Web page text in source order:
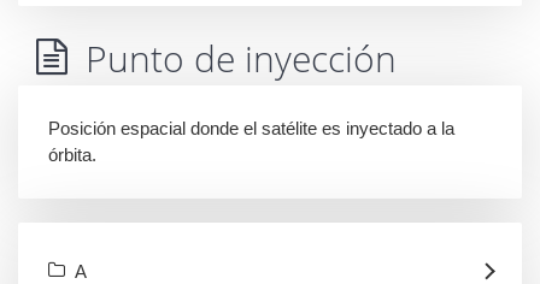
Punto de inyección
Posición espacial donde el satélite es inyectado a la
órbita.
A